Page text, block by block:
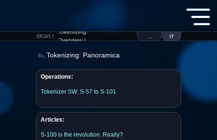
Tokenizing: Panoramica
Articles:
Operations:
Tokenizer SW: S-57 to S-101
S-100 is the revolution. Really?
dKart /
Tokenizing:
Overview /
IT